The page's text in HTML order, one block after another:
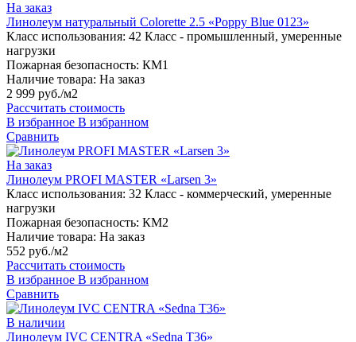
На заказ
Линолеум натуральный Colorette 2.5 «Poppy Blue 0123»
Класс использования: 42 Класс - промышленный, умеренные
нагрузки
Пожарная безопасность: КМ1
Наличие товара: На заказ
2 999 руб./м2
Рассчитать стоимость
В избранное В избранном
Сравнить
На заказ
Линолеум PROFI MASTER «Larsen 3»
Класс использования: 32 Класс - коммерческий, умеренные
нагрузки
Пожарная безопасность: КМ2
Наличие товара: На заказ
552 руб./м2
Рассчитать стоимость
В избранное В избранном
Сравнить
В наличии
Линолеум IVC CENTRA «Sedna T36»